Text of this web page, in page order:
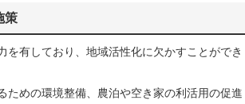
策
有しており、地域活性化に欠かすことができ
ための環境整備、農泊や空き家の利活用の促進